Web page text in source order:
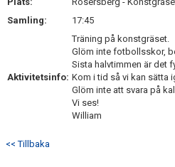
Samling:
17:45
Aktivitetsinfo:
Träning på konstgräset.
Glöm inte fotbollsskor,
Sista halvtimmen är det
Kom i tid så vi kan sätta
Glöm inte att svara på
Vi ses!
William
<< Tillbaka